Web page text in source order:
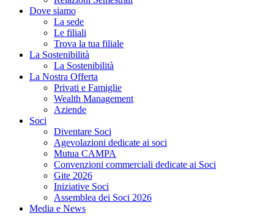
Dove siamo
La sede
Le filiali
Trova la tua filiale
La Sostenibilità
La Sostenibilità
La Nostra Offerta
Privati e Famiglie
Wealth Management
Aziende
Soci
Diventare Soci
Agevolazioni dedicate ai soci
Mutua CAMPA
Convenzioni commerciali dedicate ai Soci
Gite 2026
Iniziative Soci
Assemblea dei Soci 2026
Media e News